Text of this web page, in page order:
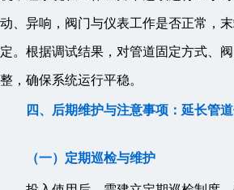
动、异响，阀门与仪表工作是否正常，
定。根据调试结果，对管道固定方式、
整，确保系统运行平稳。
四、后期维护与注意事项：延长管
（一）定期巡检与维护